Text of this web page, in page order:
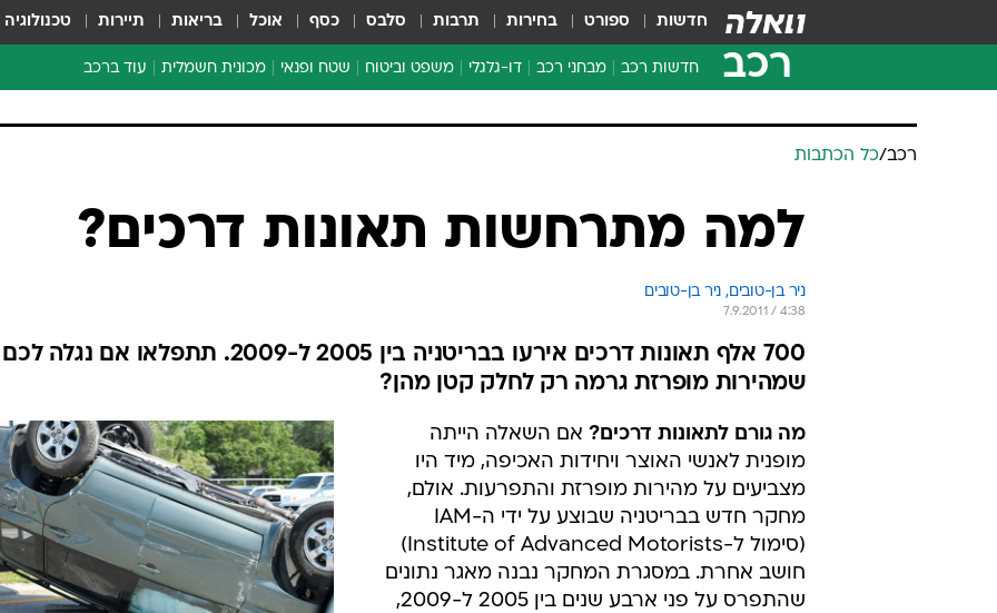
חדשות ספורט בחירות תרבות סלבס כסף אוכל בריאות תיירות טכנולוגיה
רכב חדשות רכב מבחני רכב דו-גלגלי משפט וביטוח שטח ופנאי מכונית חשמלית עוד ברכב
מבצעים חמים
מבחנים ארוכי טווח
צרכנות
טכנולוגיה
בטיחות
סדנאות ושיפורים
דעות
כל הכתבות
רכב/כל הכתבות
למה מתרחשות תאונות דרכים?
ניר בן-טובים, ניר בן-טובים
7.9.2011 / 4:38
700 אלף תאונות דרכים אירעו בבריטניה בין 2005 ל-2009. תתפלאו אם נגלה לכם
שמהירות מופרזת גרמה רק לחלק קטן מהן?
מה גורם לתאונות דרכים? אם השאלה הייתה
מופנית לאנשי האוצר ויחידות האכיפה, מיד היו
מצביעים על מהירות מופרזת והתפרעות. אולם,
מחקר חדש בבריטניה שבוצע על ידי ה-IAM
(סימול ל-Institute of Advanced Motorists)
חושב אחרת. במסגרת המחקר נבנה מאגר נתונים
שהתפרס על פני ארבע שנים בין 2005 ל-2009,